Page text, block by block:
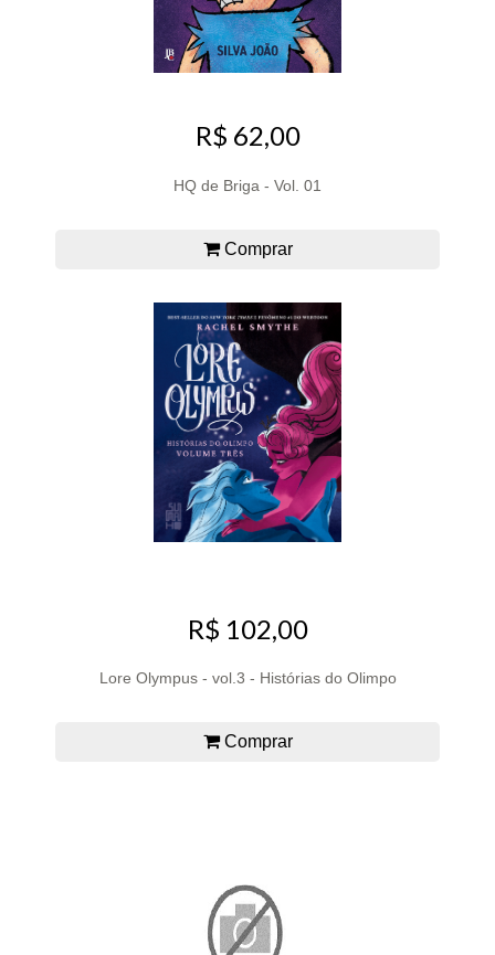
R$ 62,00
HQ de Briga - Vol. 01
Comprar
R$ 102,00
Lore Olympus - vol.3 - Histórias do Olimpo
Comprar